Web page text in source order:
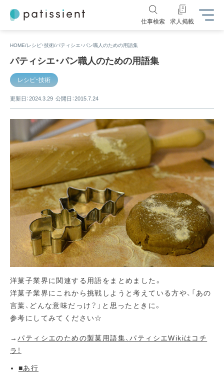
仕事検索 求人掲載
HOME レシピ・技術 パティシエ・パン職人のための用語集
パティシエ・パン職人のための用語集
レシピ・技術
更新日：2024.3.29 公開日：2015.7.24
洋菓子業界に関連する用語をまとめました。
洋菓子業界にこれから挑戦しようと考えている方や、「あの
言葉、どんな意味だっけ？」と思ったときに。
参考にしてみてください☆
→パティシエのための製菓用語集、パティシエWikiはコチ
ラ！
■あ行